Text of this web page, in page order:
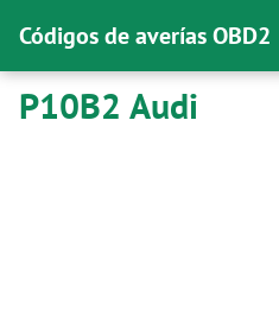
Códigos de averías OBD2
P10B2 Audi